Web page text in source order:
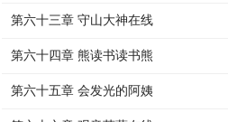
第六十三章 守山大神在线
第六十四章 熊读书读书熊
第六十五章 会发光的阿姨